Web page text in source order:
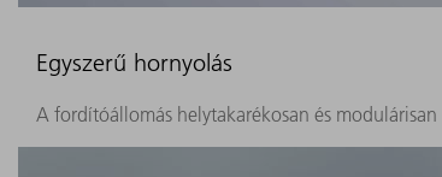
Egyszerű hornyolás
A fordítóállomás helytakarékosan és